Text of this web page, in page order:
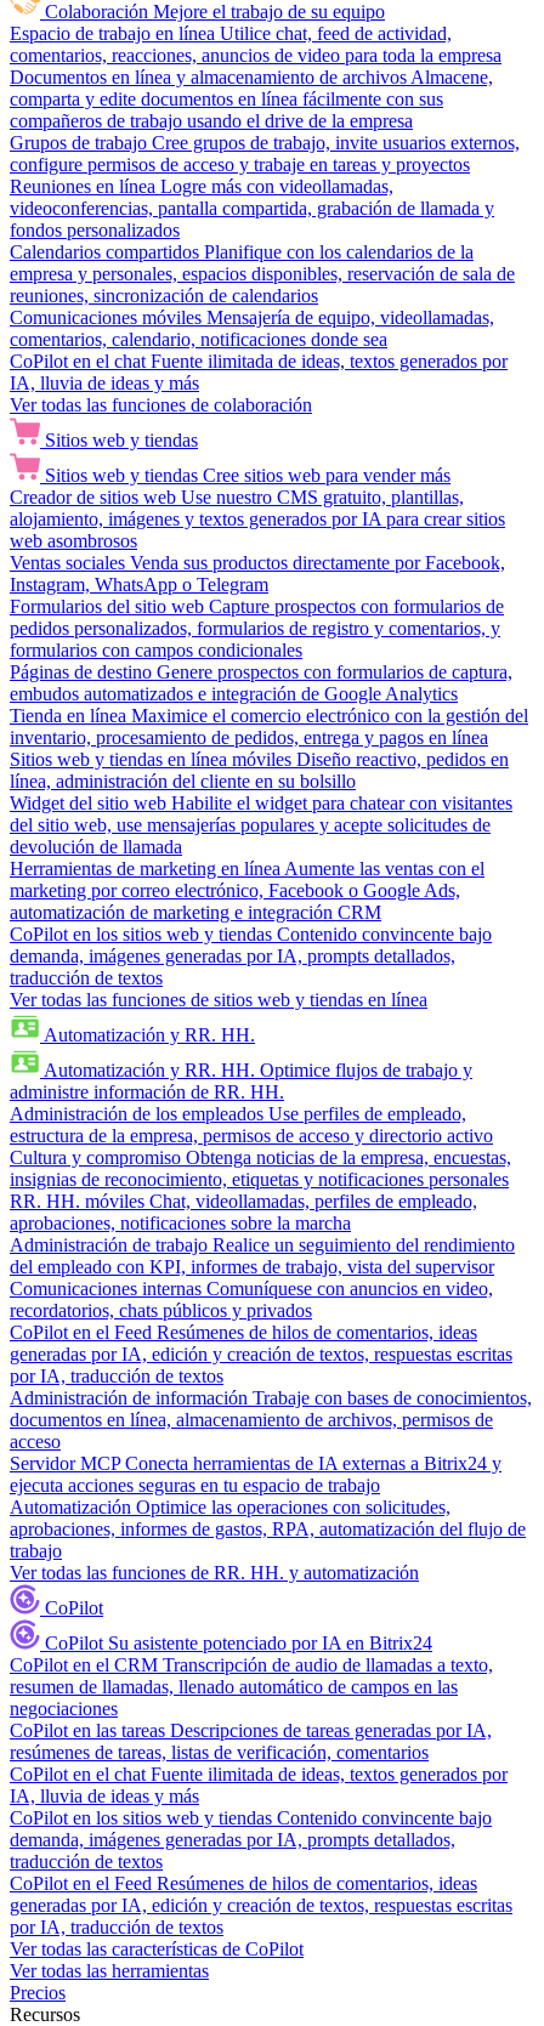
Colaboración Mejore el trabajo de su equipo
Espacio de trabajo en línea Utilice chat, feed de actividad,
comentarios, reacciones, anuncios de video para toda la empresa
Documentos en línea y almacenamiento de archivos Almacene,
comparta y edite documentos en línea fácilmente con sus
compañeros de trabajo usando el drive de la empresa
Grupos de trabajo Cree grupos de trabajo, invite usuarios externos,
configure permisos de acceso y trabaje en tareas y proyectos
Reuniones en línea Logre más con videollamadas,
videoconferencias, pantalla compartida, grabación de llamada y
fondos personalizados
Calendarios compartidos Planifique con los calendarios de la
empresa y personales, espacios disponibles, reservación de sala de
reuniones, sincronización de calendarios
Comunicaciones móviles Mensajería de equipo, videollamadas,
comentarios, calendario, notificaciones donde sea
CoPilot en el chat Fuente ilimitada de ideas, textos generados por
IA, lluvia de ideas y más
Ver todas las funciones de colaboración
Sitios web y tiendas
Sitios web y tiendas Cree sitios web para vender más
Creador de sitios web Use nuestro CMS gratuito, plantillas,
alojamiento, imágenes y textos generados por IA para crear sitios
web asombrosos
Ventas sociales Venda sus productos directamente por Facebook,
Instagram, WhatsApp o Telegram
Formularios del sitio web Capture prospectos con formularios de
pedidos personalizados, formularios de registro y comentarios, y
formularios con campos condicionales
Páginas de destino Genere prospectos con formularios de captura,
embudos automatizados e integración de Google Analytics
Tienda en línea Maximice el comercio electrónico con la gestión del
inventario, procesamiento de pedidos, entrega y pagos en línea
Sitios web y tiendas en línea móviles Diseño reactivo, pedidos en
línea, administración del cliente en su bolsillo
Widget del sitio web Habilite el widget para chatear con visitantes
del sitio web, use mensajerías populares y acepte solicitudes de
devolución de llamada
Herramientas de marketing en línea Aumente las ventas con el
marketing por correo electrónico, Facebook o Google Ads,
automatización de marketing e integración CRM
CoPilot en los sitios web y tiendas Contenido convincente bajo
demanda, imágenes generadas por IA, prompts detallados,
traducción de textos
Ver todas las funciones de sitios web y tiendas en línea
Automatización y RR. HH.
Automatización y RR. HH. Optimice flujos de trabajo y
administre información de RR. HH.
Administración de los empleados Use perfiles de empleado,
estructura de la empresa, permisos de acceso y directorio activo
Cultura y compromiso Obtenga noticias de la empresa, encuestas,
insignias de reconocimiento, etiquetas y notificaciones personales
RR. HH. móviles Chat, videollamadas, perfiles de empleado,
aprobaciones, notificaciones sobre la marcha
Administración de trabajo Realice un seguimiento del rendimiento
del empleado con KPI, informes de trabajo, vista del supervisor
Comunicaciones internas Comuníquese con anuncios en video,
recordatorios, chats públicos y privados
CoPilot en el Feed Resúmenes de hilos de comentarios, ideas
generadas por IA, edición y creación de textos, respuestas escritas
por IA, traducción de textos
Administración de información Trabaje con bases de conocimientos,
documentos en línea, almacenamiento de archivos, permisos de
acceso
Servidor MCP Conecta herramientas de IA externas a Bitrix24 y
ejecuta acciones seguras en tu espacio de trabajo
Automatización Optimice las operaciones con solicitudes,
aprobaciones, informes de gastos, RPA, automatización del flujo de
trabajo
Ver todas las funciones de RR. HH. y automatización
CoPilot
CoPilot Su asistente potenciado por IA en Bitrix24
CoPilot en el CRM Transcripción de audio de llamadas a texto,
resumen de llamadas, llenado automático de campos en las
negociaciones
CoPilot en las tareas Descripciones de tareas generadas por IA,
resúmenes de tareas, listas de verificación, comentarios
CoPilot en el chat Fuente ilimitada de ideas, textos generados por
IA, lluvia de ideas y más
CoPilot en los sitios web y tiendas Contenido convincente bajo
demanda, imágenes generadas por IA, prompts detallados,
traducción de textos
CoPilot en el Feed Resúmenes de hilos de comentarios, ideas
generadas por IA, edición y creación de textos, respuestas escritas
por IA, traducción de textos
Ver todas las características de CoPilot
Ver todas las herramientas
Precios
Recursos